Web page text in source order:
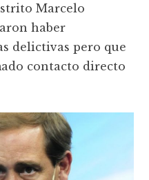
Marcelo
haber
delictivas pero que
contacto directo